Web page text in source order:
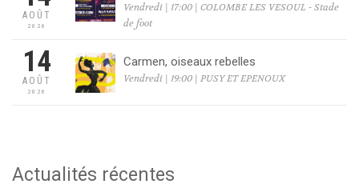
AOÛT
2026
Vendredi | 17:00 | COLOMBE LES VESOUL - Stade
de foot
14
AOÛT
2026
Carmen, oiseaux rebelles
Vendredi | 19:00 | PUSY ET EPENOUX
Actualités récentes